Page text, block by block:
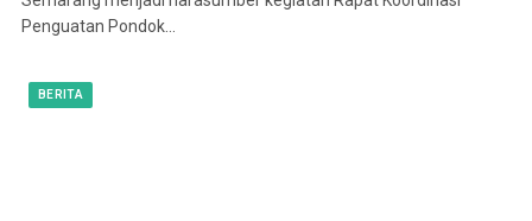
Penguatan Pondok…
BERITA